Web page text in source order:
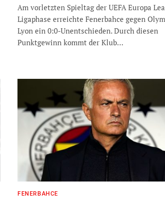
Am vorletzten Spieltag der UEFA Europa
Ligaphase erreichte Fenerbahce gegen
Lyon ein 0:0-Unentschieden. Durch diesen
Punktgewinn kommt der Klub…
FENERBAHCE